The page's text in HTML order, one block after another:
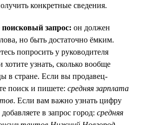
конкретные сведения.
запрос: он должен
но быть достаточно ёмким.
попросить у руководителя
узнать, сколько вообще
в стране. Если вы продавец-
поиск и пишете: средняя зарплата
. Если вам важно узнать цифру
в запрос город: средняя